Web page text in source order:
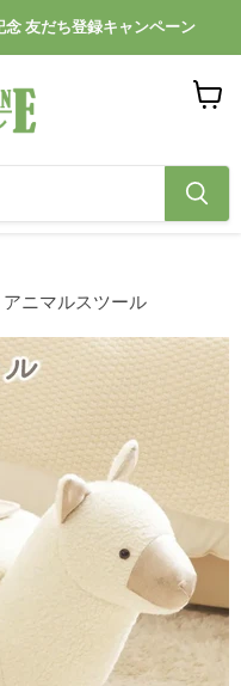
友だち登録キャンペーン
見
アニマルスツール